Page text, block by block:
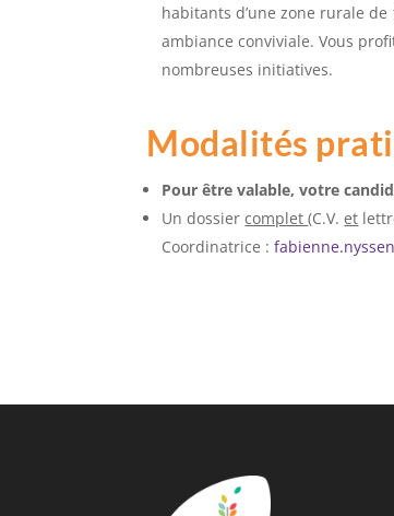
habitants d’une zone rurale
ambiance conviviale. Vous
nombreuses initiatives.
Modalités
Pour être valable, votre
Un dossiercomplet(C.V.et
Coordinatrice :